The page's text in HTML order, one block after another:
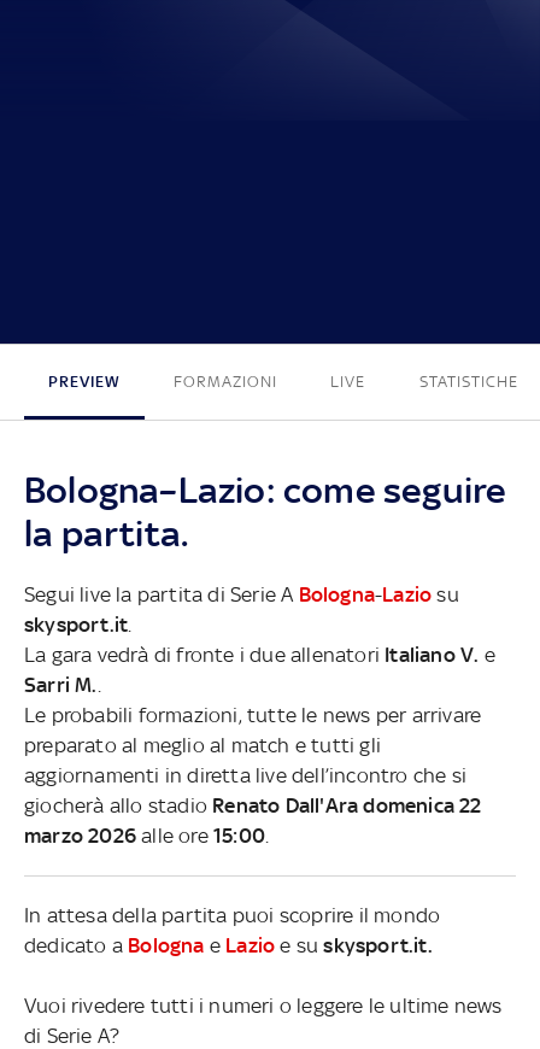
PREVIEW FORMAZIONI LIVE STATISTICHE
Bologna–Lazio: come seguire
la partita.
Segui live la partita di Serie A Bologna-Lazio su
skysport.it
La gara vedrà di fronte i due allenatori Italiano V. e
Sarri M.
Le probabili formazioni, tutte le news per arrivare
preparato al meglio al match e tutti gli
aggiornamenti in diretta live dell’incontro che si
giocherà allo stadio Renato Dall'Ara domenica 22
marzo 2026 alle ore 15:00
In attesa della partita puoi scoprire il mondo
dedicato a Bologna e Lazio e suskysport.it.
Vuoi rivedere tutti i numeri o leggere le ultime news
di Serie A?